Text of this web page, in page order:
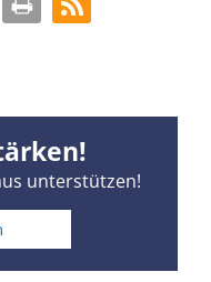
unterstützen!